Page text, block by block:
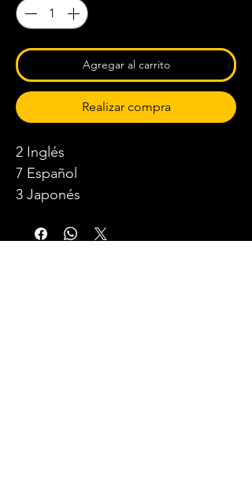
Agregar al carrito
Realizar compra
2 Inglés
7 Español
3 Japonés